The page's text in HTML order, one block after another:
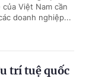
Việt Nam cần
doanh nghiệp...
trí tuệ quốc